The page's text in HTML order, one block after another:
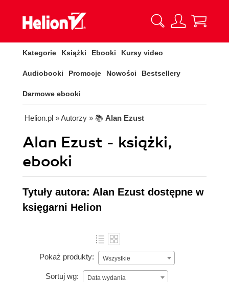
Kategorie Książki Ebooki Kursy video
Audiobooki Promocje Nowości Bestsellery
Darmowe ebooki
Helion.pl » Autorzy » 📚 Alan Ezust
Alan Ezust - książki,
ebooki
Tytuły autora: Alan Ezust dostępne w
księgarni Helion
Pokaż produkty: Wszystkie
Sortuj wg: Data wydania